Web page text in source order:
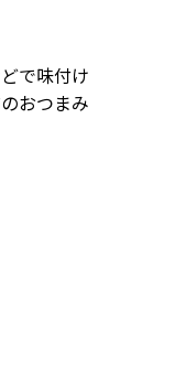
で味付け
おつまみ